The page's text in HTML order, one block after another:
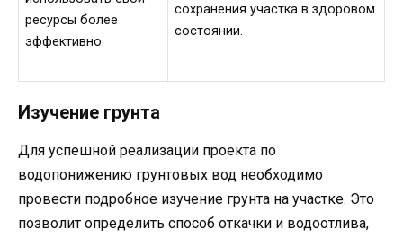
ресурсы более
эффективно.
сохранения участка в здоровом
состоянии.
Изучение грунта
Для успешной реализации проекта по
водопонижению грунтовых вод необходимо
провести подробное изучение грунта на участке. Это
позволит определить способ откачки и водоотлива,